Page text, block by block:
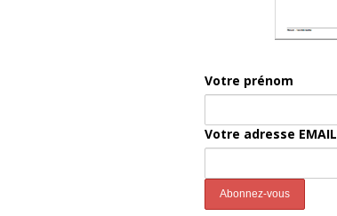
Votre prénom
Votre adresse EMAIL